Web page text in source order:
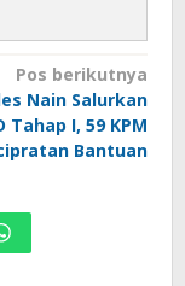
Pos berikutnya
Nain Salurkan
Tahap I, 59 KPM
Bantuan